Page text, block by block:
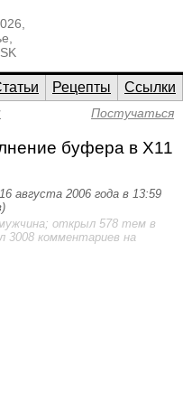
Рецепты
Ссылки
Постучаться
буфера в X11
августа 2006 года в 13:59
открыл 578 тем в
3008 комментариев на